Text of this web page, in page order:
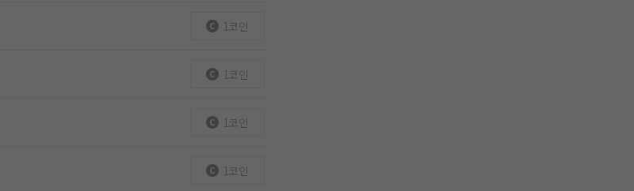
1코인
1코인
1코인
1코인